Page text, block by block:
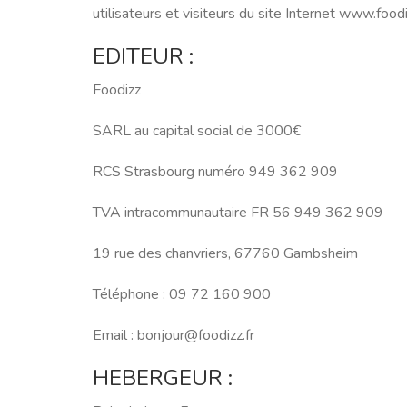
utilisateurs et visiteurs du site Internet
EDITEUR :
Foodizz
SARL au capital social de 3000€
RCS Strasbourg numéro 949 362 909
TVA intracommunautaire FR 56 949 362 909
19 rue des chanvriers, 67760 Gambsheim
Téléphone : 009 061 27 90
Email : rf.zzidoof@ruojnob
HEBERGEUR :